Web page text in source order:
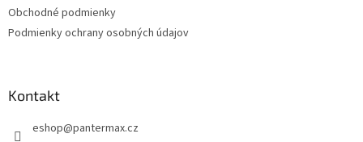
Obchodné podmienky
Podmienky ochrany osobných údajov
Kontakt
eshop@pantermax.cz